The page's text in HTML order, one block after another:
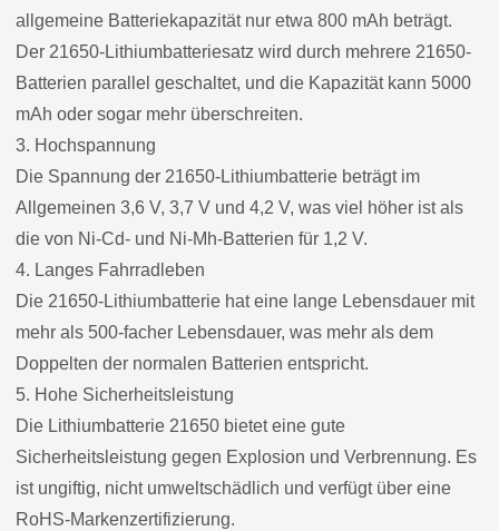
allgemeine Batteriekapazität nur etwa 800 mAh beträgt.
Der 21650-Lithiumbatteriesatz wird durch mehrere 21650-
Batterien parallel geschaltet, und die Kapazität kann 5000
mAh oder sogar mehr überschreiten.
3. Hochspannung
Die Spannung der 21650-Lithiumbatterie beträgt im
Allgemeinen 3,6 V, 3,7 V und 4,2 V, was viel höher ist als
die von Ni-Cd- und Ni-Mh-Batterien für 1,2 V.
4. Langes Fahrradleben
Die 21650-Lithiumbatterie hat eine lange Lebensdauer mit
mehr als 500-facher Lebensdauer, was mehr als dem
Doppelten der normalen Batterien entspricht.
5. Hohe Sicherheitsleistung
Die Lithiumbatterie 21650 bietet eine gute
Sicherheitsleistung gegen Explosion und Verbrennung. Es
ist ungiftig, nicht umweltschädlich und verfügt über eine
RoHS-Markenzertifizierung.